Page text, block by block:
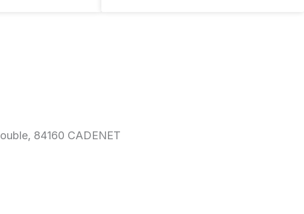
84160 CADENET